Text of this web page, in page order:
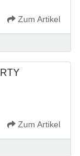
Zum Artikel
Zum Artikel